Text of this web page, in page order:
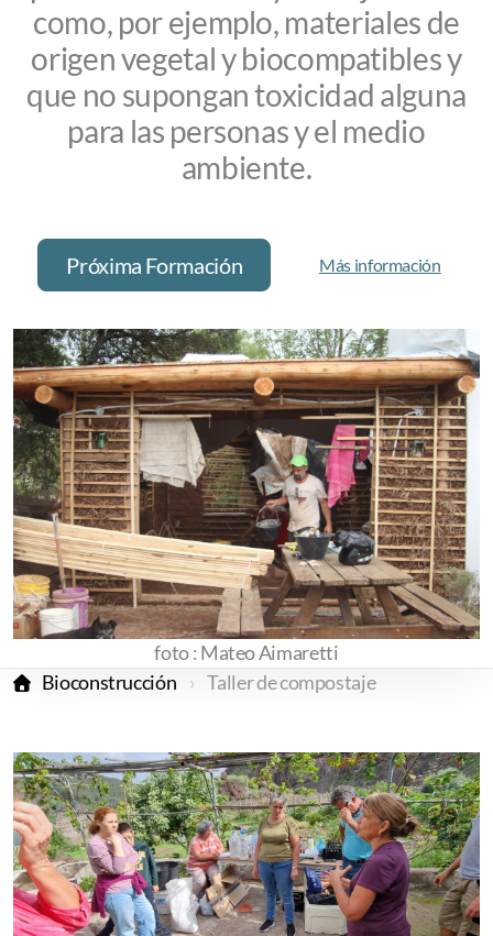
como, por ejemplo, materiales de
origen vegetal y biocompatibles y
que no supongan toxicidad alguna
para las personas y el medio
ambiente.
Próxima Formación Más información
foto : Mateo Aimaretti
Bioconstrucción
Taller de compostaje